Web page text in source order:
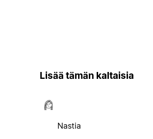
Lisää tämän kaltaisia
Nastia